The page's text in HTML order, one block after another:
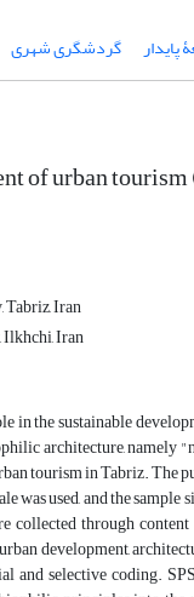
پایدار گردشگری شهری
of urban
Iran
Ilkhchi, Iran
in the sustainable
architecture, namely
tourism in Tabriz. The
used, and the sample
through
development,
selective coding.